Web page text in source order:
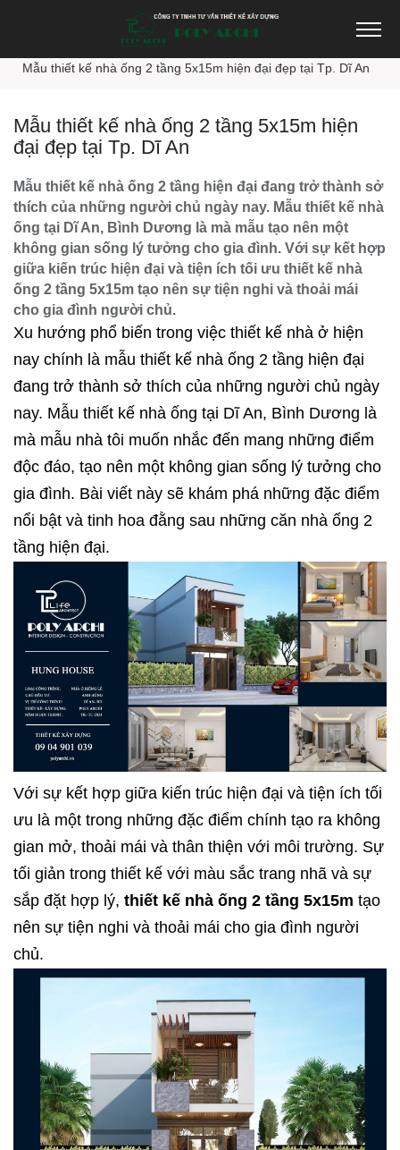
Thiết kế nhà đẹp
Mẫu thiết kế nhà ống 2 tầng 5x15m hiện đại đẹp tại Tp. Dĩ An
Mẫu thiết kế nhà ống 2 tầng 5x15m hiện
đại đẹp tại Tp. Dĩ An
Mẫu thiết kế nhà ống 2 tầng hiện đại đang trở thành sở
thích của những người chủ ngày nay. Mẫu thiết kế nhà
ống tại Dĩ An, Bình Dương là mà mẫu tạo nên một
không gian sống lý tưởng cho gia đình. Với sự kết hợp
giữa kiến trúc hiện đại và tiện ích tối ưu thiết kế nhà
ống 2 tầng 5x15m tạo nên sự tiện nghi và thoải mái
cho gia đình người chủ.
Xu hướng phổ biến trong việc thiết kế nhà ở hiện
nay chính là mẫu thiết kế nhà ống 2 tầng hiện đại
đang trở thành sở thích của những người chủ ngày
nay. Mẫu thiết kế nhà ống tại Dĩ An, Bình Dương là
mà mẫu nhà tôi muốn nhắc đến mang những điểm
độc đáo, tạo nên một không gian sống lý tưởng cho
gia đình. Bài viết này sẽ khám phá những đặc điểm
nổi bật và tinh hoa đằng sau những căn nhà ống 2
tầng hiện đại.
Với sự kết hợp giữa kiến trúc hiện đại và tiện ích tối
ưu là một trong những đặc điểm chính tạo ra không
gian mở, thoải mái và thân thiện với môi trường. Sự
tối giản trong thiết kế với màu sắc trang nhã và sự
sắp đặt hợp lý, thiết kế nhà ống 2 tầng 5x15m tạo
nên sự tiện nghi và thoải mái cho gia đình người
chủ.